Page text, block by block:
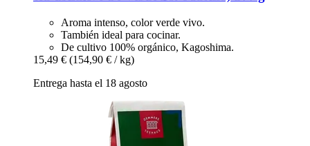
Aroma intenso, color verde vivo.
También ideal para cocinar.
De cultivo 100% orgánico, Kagoshima.
15,49 € (154,90 € / kg)
Entrega hasta el 18 agosto